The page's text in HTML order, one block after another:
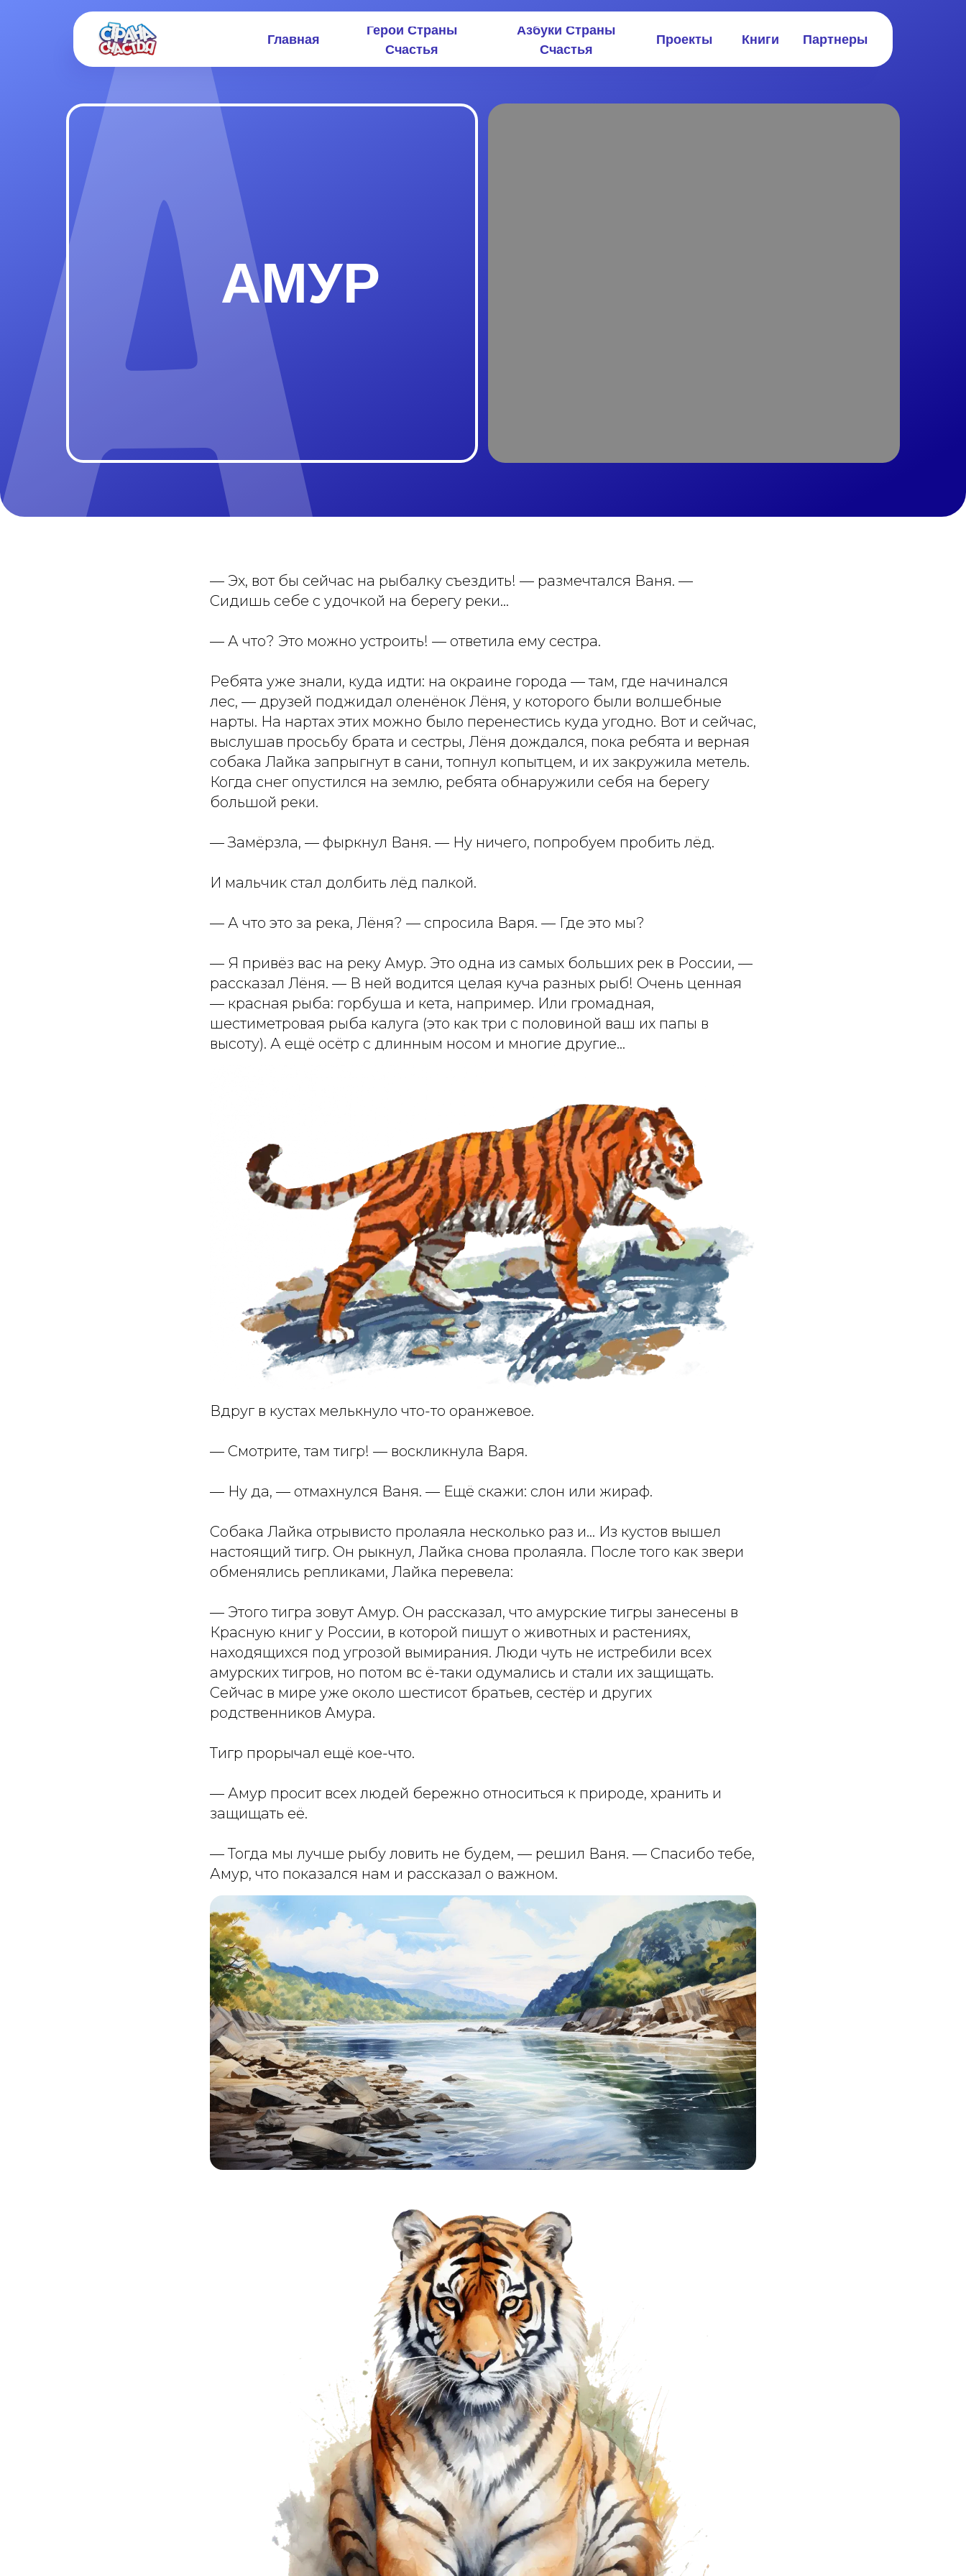
Главная
Герои Страны
Счастья
Азбуки Страны
Счастья
Проекты Партнеры
Книги
АМУР
— Эх, вот бы сейчас на рыбалку съездить! — размечтался Ваня. —
Сидишь себе с удочкой на берегу реки…
— А что? Это можно устроить! — ответила ему сестра.
Ребята уже знали, куда идти: на окраине города — там, где начинался
лес, — друзей поджидал оленёнок Лёня, у которого были волшебные
нарты. На нартах этих можно было перенестись куда угодно. Вот и сейчас,
выслушав просьбу брата и сестры, Лёня дождался, пока ребята и верная
собака Лайка запрыгнут в сани, топнул копытцем, и их закружила метель.
Когда снег опустился на землю, ребята обнаружили себя на берегу
большой реки.
— Замёрзла, — фыркнул Ваня. — Ну ничего, попробуем пробить лёд.
И мальчик стал долбить лёд палкой.
— А что это за река, Лёня? — спросила Варя. — Где это мы?
— Я привёз вас на реку Амур. Это одна из самых больших рек в России, —
рассказал Лёня. — В ней водится целая куча разных рыб! Очень ценная
— красная рыба: горбуша и кета, например. Или громадная,
шестиметровая рыба калуга (это как три с половиной ваш их папы в
высоту). А ещё осётр с длинным носом и многие другие…
Вдруг в кустах мелькнуло что-то оранжевое.
— Смотрите, там тигр! — воскликнула Варя.
— Ну да, — отмахнулся Ваня. — Ещё скажи: слон или жираф.
Собака Лайка отрывисто пролаяла несколько раз и… Из кустов вышел
настоящий тигр. Он рыкнул, Лайка снова пролаяла. После того как звери
обменялись репликами, Лайка перевела:
— Этого тигра зовут Амур. Он рассказал, что амурские тигры занесены в
Красную книг у России, в которой пишут о животных и растениях,
находящихся под угрозой вымирания. Люди чуть не истребили всех
амурских тигров, но потом вс ё-таки одумались и стали их защищать.
Сейчас в мире уже около шестисот братьев, сестёр и других
родственников Амура.
Тигр прорычал ещё кое-что.
— Амур просит всех людей бережно относиться к природе, хранить и
защищать её.
— Тогда мы лучше рыбу ловить не будем, — решил Ваня. — Спасибо тебе,
Амур, что показался нам и рассказал о важном.